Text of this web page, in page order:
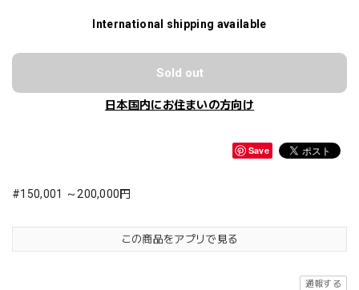
International shipping available
Sold out
日本国内にお住まいの方向け
Save
#150,001 ～200,000円
この商品をアプリで見る
通報する